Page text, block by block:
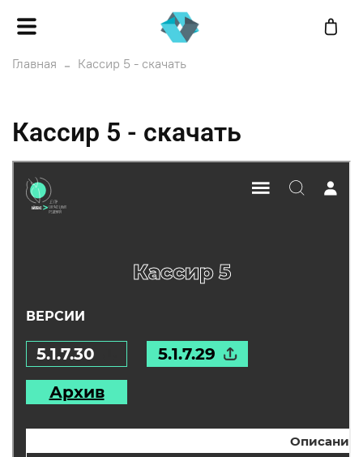
Главная Кассир 5 - скачать
Кассир 5 - скачать